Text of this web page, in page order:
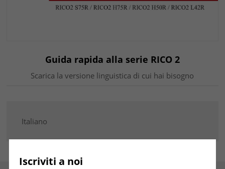
Guida rapida alla serie RICO 2
Scarica la versione linguistica di cui hai bisogno
Italiano
Iscriviti a noi